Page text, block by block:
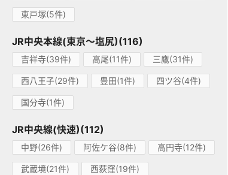
東戸塚(5件)
JR中央本線(東京～塩尻)(116)
吉祥寺(39件) 高尾(11件) 三鷹(31件)
西八王子(29件) 豊田(1件) 四ツ谷(4件)
国分寺(1件)
JR中央線(快速)(112)
中野(26件) 阿佐ケ谷(8件) 高円寺(12件)
武蔵境(21件) 西荻窪(19件)